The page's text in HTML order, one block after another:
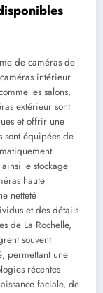
de caméras de
intérieur
les salons,
extérieur sont
et offrir une
sont équipées de
le stockage
haute
netteté
et des détails
de La Rochelle,
souvent
permettant une
récentes
faciale, de